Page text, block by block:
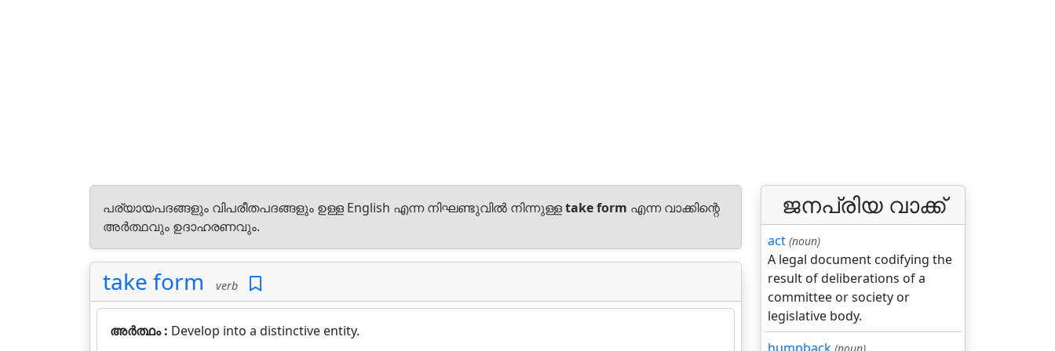
പര്യായപദങ്ങളും വിപരീതപദങ്ങളും ഉള്ള English എന്ന നിഘണ്ടുവിൽ നിന്നുള്ളtake form എന്ന വാക്കിന്റെ
അർത്ഥവും ഉദാഹരണവും.
take form verb
അർത്ഥം : Develop into a distinctive entity.
ജനപ്രിയ വാക്ക്
act (noun)
A legal document codifying the
result of deliberations of a
committee or society or
legislative body.